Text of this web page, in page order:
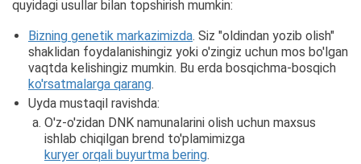
quyidagi usullar bilan topshirish mumkin:
Bizning genetik markazimizda. Siz "oldindan yozib olish"
shaklidan foydalanishingiz yoki o'zingiz uchun mos bo'lgan
vaqtda kelishingiz mumkin. Bu erda bosqichma-bosqich
ko'rsatmalarga qarang.
Uyda mustaqil ravishda:
O'z-o'zidan DNK namunalarini olish uchun maxsus
ishlab chiqilgan brend to'plamimizga
kuryer orqali buyurtma bering.